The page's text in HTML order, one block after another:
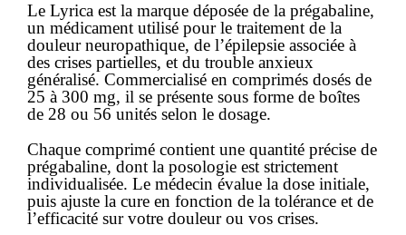
Le Lyrica est la marque déposée de la prégabaline,
un médicament utilisé pour le traitement de la
douleur neuropathique, de l’épilepsie associée à
des crises partielles, et du trouble anxieux
généralisé. Commercialisé en comprimés dosés de
25 à 300 mg, il se présente sous forme de boîtes
de 28 ou 56 unités selon le dosage.
Chaque comprimé contient une quantité précise de
prégabaline, dont la posologie est strictement
individualisée. Le médecin évalue la dose initiale,
puis ajuste la cure en fonction de la tolérance et de
l’efficacité sur votre douleur ou vos crises.